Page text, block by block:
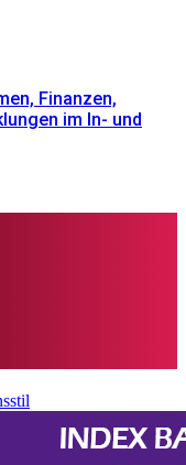
Finanzen,
im In- und